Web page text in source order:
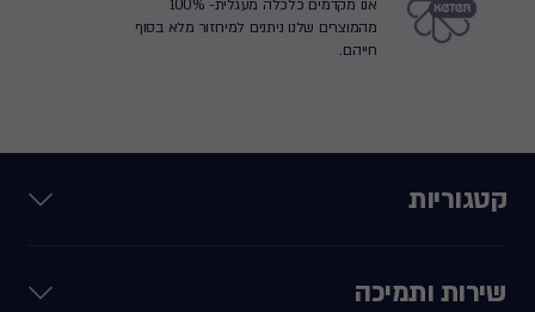
אנו מקדמים כלכלה מעגלית- 100%
מהמוצרים שלנו ניתנים למיחזור מלא בסוף
חייהם.
קטגוריות
שירות ותמיכה